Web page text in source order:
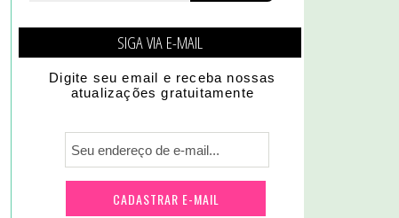
SIGA VIA E-MAIL
Digite seu email e receba nossas
atualizações gratuitamente